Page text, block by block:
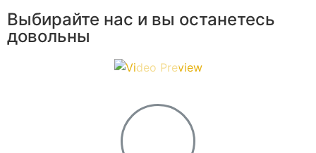
Выбирайте нас и вы останетесь
довольны